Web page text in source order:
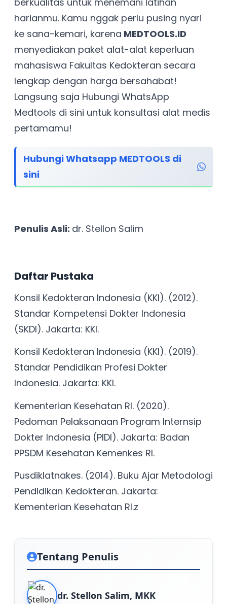
harianmu. Kamu nggak perlu pusing nyari
ke sana-kemari, karena MEDTOOLS.ID
menyediakan paket alat-alat keperluan
mahasiswa Fakultas Kedokteran secara
lengkap dengan harga bersahabat!
Langsung saja Hubungi WhatsApp
Medtools di sini untuk konsultasi alat medis
pertamamu!
Hubungi Whatsapp MEDTOOLS di
sini
Penulis Asli: dr. Stellon Salim
Daftar Pustaka
Konsil Kedokteran Indonesia (KKI). (2012).
Standar Kompetensi Dokter Indonesia
(SKDI). Jakarta: KKI.
Konsil Kedokteran Indonesia (KKI). (2019).
Standar Pendidikan Profesi Dokter
Indonesia. Jakarta: KKI.
Kementerian Kesehatan RI. (2020).
Pedoman Pelaksanaan Program Internsip
Dokter Indonesia (PIDI). Jakarta: Badan
PPSDM Kesehatan Kemenkes RI.
Pusdiklatnakes. (2014). Buku Ajar Metodologi
Pendidikan Kedokteran. Jakarta:
Kementerian Kesehatan RI.z
Tentang Penulis
dr. Stellon Salim, MKK